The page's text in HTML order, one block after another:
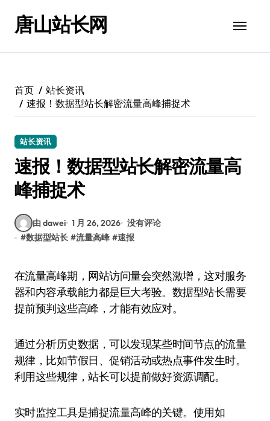
唐山站长网
首页
站长资讯
速报！数据型站长解密流量高峰捕捉术
站长资讯
速报！数据型站长解密流量高
峰捕捉术
由 dawei 1 月 26, 2026 没有评论
#数据型站长 #流量高峰 #速报
在流量高峰期，网站访问量会突然激增，这对服务
器和内容承载能力都是巨大考验。数据型站长需要
提前预判这些高峰，才能有效应对。
通过分析历史数据，可以发现某些时间节点的流量
规律，比如节假日、促销活动或热点事件发生时。
利用这些规律，站长可以提前做好资源调配。
实时监控工具是捕捉流量高峰的关键。使用如